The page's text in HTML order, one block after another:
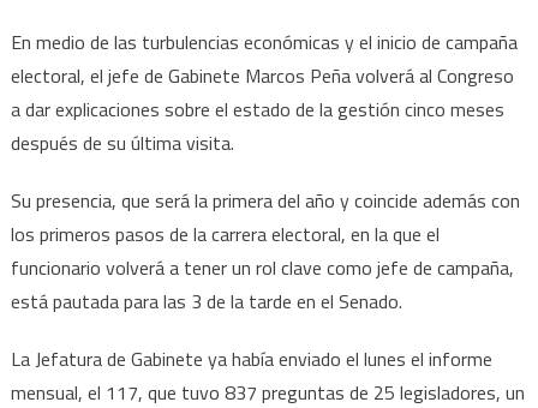
En medio de las turbulencias económicas y el inicio de campaña
electoral, el jefe de Gabinete Marcos Peña volverá al Congreso
a dar explicaciones sobre el estado de la gestión cinco meses
después de su última visita.
Su presencia, que será la primera del año y coincide además con
los primeros pasos de la carrera electoral, en la que el
funcionario volverá a tener un rol clave como jefe de campaña,
está pautada para las 3 de la tarde en el Senado.
La Jefatura de Gabinete ya había enviado el lunes el informe
mensual, el 117, que tuvo 837 preguntas de 25 legisladores, un